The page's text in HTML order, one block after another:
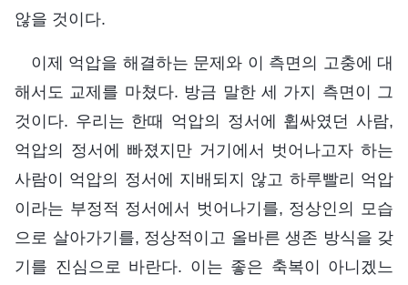
않을 것이다.
이제 억압을 해결하는 문제와 이 측면의 고충에 대
해서도 교제를 마쳤다. 방금 말한 세 가지 측면이 그
것이다. 우리는 한때 억압의 정서에 휩싸였던 사람,
억압의 정서에 빠졌지만 거기에서 벗어나고자 하는
사람이 억압의 정서에 지배되지 않고 하루빨리 억압
이라는 부정적 정서에서 벗어나기를, 정상인의 모습
으로 살아가기를, 정상적이고 올바른 생존 방식을 갖
기를 진심으로 바란다. 이는 좋은 축복이 아니겠느